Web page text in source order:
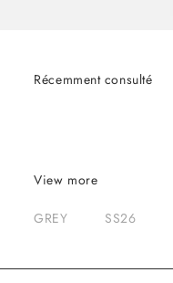
Récemment consulté
View more
GREY SS26